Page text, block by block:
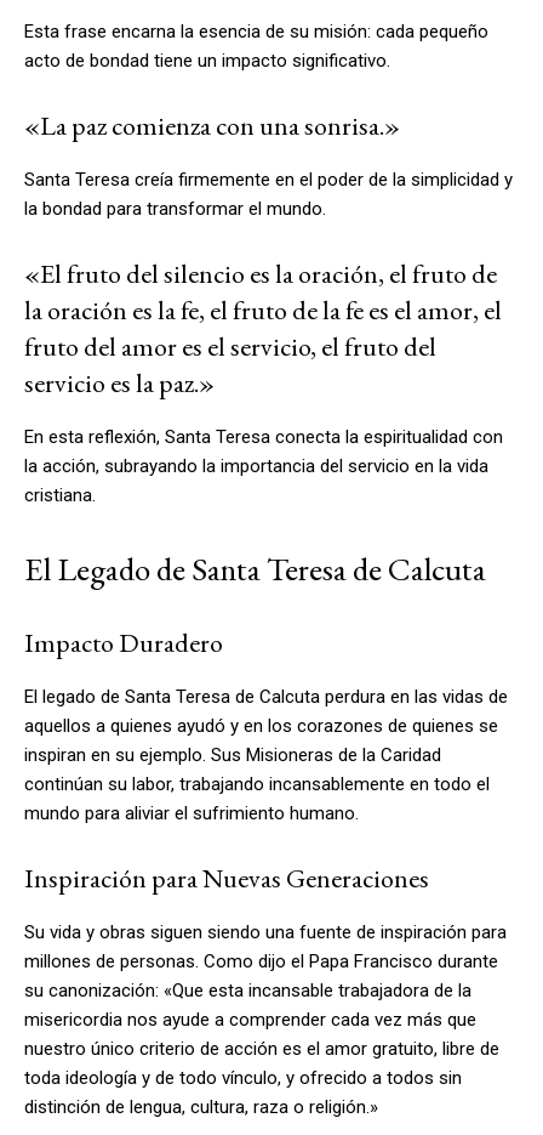
Esta frase encarna la esencia de su misión: cada pequeño
acto de bondad tiene un impacto significativo.
«La paz comienza con una sonrisa.»
Santa Teresa creía firmemente en el poder de la simplicidad y
la bondad para transformar el mundo.
«El fruto del silencio es la oración, el fruto de
la oración es la fe, el fruto de la fe es el amor, el
fruto del amor es el servicio, el fruto del
servicio es la paz.»
En esta reflexión, Santa Teresa conecta la espiritualidad con
la acción, subrayando la importancia del servicio en la vida
cristiana.
El Legado de Santa Teresa de Calcuta
Impacto Duradero
El legado de Santa Teresa de Calcuta perdura en las vidas de
aquellos a quienes ayudó y en los corazones de quienes se
inspiran en su ejemplo. Sus Misioneras de la Caridad
continúan su labor, trabajando incansablemente en todo el
mundo para aliviar el sufrimiento humano.
Inspiración para Nuevas Generaciones
Su vida y obras siguen siendo una fuente de inspiración para
millones de personas. Como dijo el Papa Francisco durante
su canonización: «Que esta incansable trabajadora de la
misericordia nos ayude a comprender cada vez más que
nuestro único criterio de acción es el amor gratuito, libre de
toda ideología y de todo vínculo, y ofrecido a todos sin
distinción de lengua, cultura, raza o religión.»